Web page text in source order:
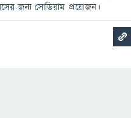
জন্য সোডিয়াম প্রয়োজন।